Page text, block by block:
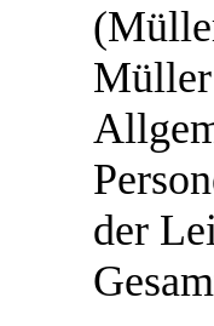
Müller
der